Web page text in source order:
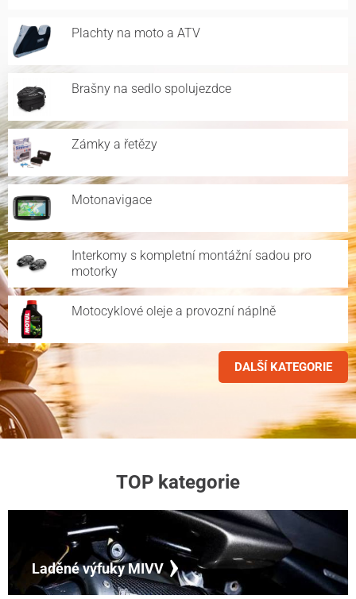
Plachty na moto a ATV
Brašny na sedlo spolujezdce
Zámky a řetězy
Motonavigace
Interkomy s kompletní montážní sadou pro
motorky
Motocyklové oleje a provozní náplně
DALŠÍ KATEGORIE
TOP kategorie
Laděné výfuky MIVV